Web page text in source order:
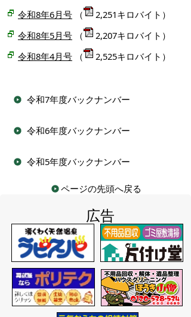
令和8年6月号 （
2,251キロバイト）
令和8年5月号 （
2,207キロバイト）
令和8年4月号 （ 2,525キロバイト）
令和7年度バックナンバー
令和6年度バックナンバー
令和5年度バックナンバー
ページの先頭へ戻る
広告